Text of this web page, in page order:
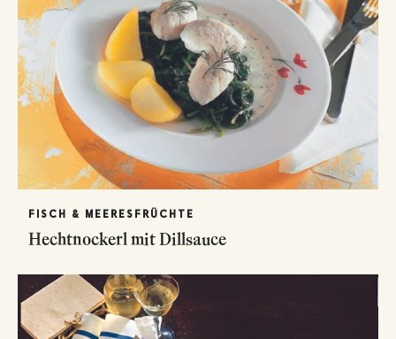
FISCH & MEERESFRÜCHTE
Hechtnockerl mit Dillsauce